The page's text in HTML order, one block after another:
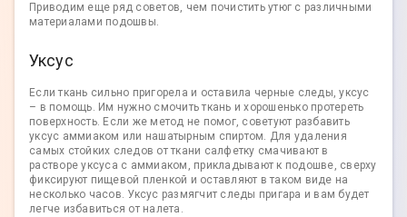
Приводим еще ряд советов, чем почистить утюг с различными
материалами подошвы.
Уксус
Если ткань сильно пригорела и оставила черные следы, уксус
– в помощь. Им нужно смочить ткань и хорошенько протереть
поверхность. Если же метод не помог, советуют разбавить
уксус аммиаком или нашатырным спиртом. Для удаления
самых стойких следов от ткани салфетку смачивают в
растворе уксуса с аммиаком, прикладывают к подошве, сверху
фиксируют пищевой пленкой и оставляют в таком виде на
несколько часов. Уксус размягчит следы пригара и вам будет
легче избавиться от налета.